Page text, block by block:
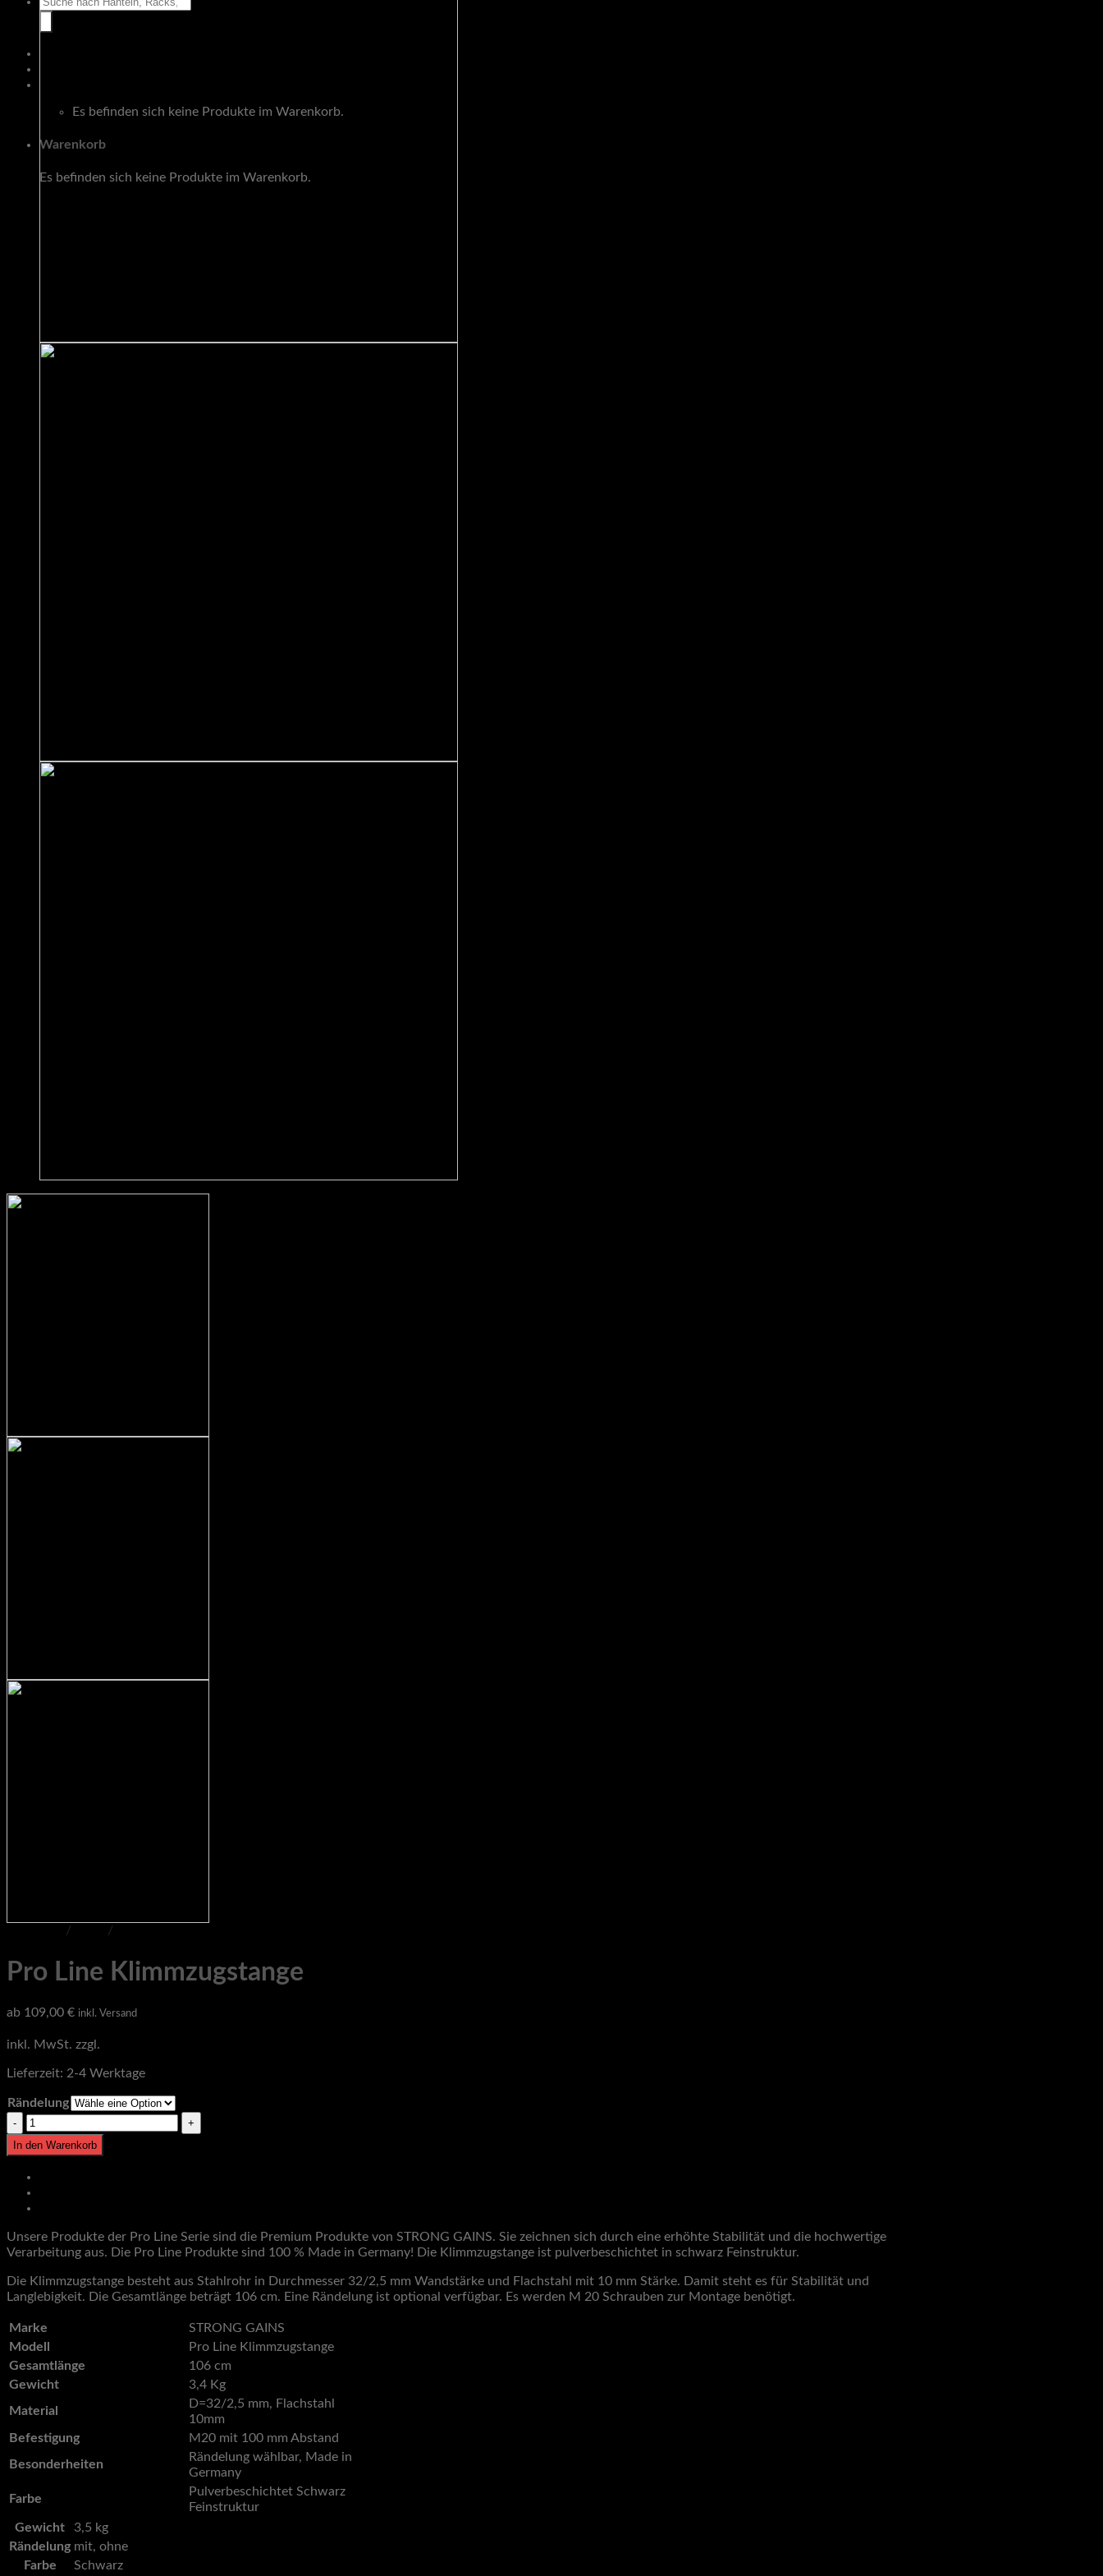
nach:
Es befinden sich keine Produkte im Warenkorb.
Warenkorb
Es befinden sich keine Produkte im Warenkorb.
/ /
Pro Line Klimmzugstange
ab 109,00 € inkl. Versand
inkl. MwSt. zzgl.
Lieferzeit: 2-4 Werktage
Rändelung
Pro
Line
Klimmzugstange
In den Warenkorb
Unsere Produkte der Pro Line Serie sind die Premium Produkte von STRONG GAINS. Sie zeichnen sich durch eine erhöhte Stabilität und die hochwertige
Verarbeitung aus. Die Pro Line Produkte sind 100 % Made in Germany! Die Klimmzugstange ist pulverbeschichtet in schwarz Feinstruktur.
Die Klimmzugstange besteht aus Stahlrohr in Durchmesser 32/2,5 mm Wandstärke und Flachstahl mit 10 mm Stärke. Damit steht es für Stabilität und
Langlebigkeit. Die Gesamtlänge beträgt 106 cm. Eine Rändelung ist optional verfügbar. Es werden M 20 Schrauben zur Montage benötigt.
Marke
STRONG GAINS
Modell
Pro Line Klimmzugstange
Gesamtlänge
106 cm
Gewicht
3,4 Kg
Material
D=32/2,5 mm, Flachstahl
10mm
Befestigung
M20 mit 100 mm Abstand
Besonderheiten
Rändelung wählbar, Made in
Germany
Farbe
Pulverbeschichtet Schwarz
Feinstruktur
Gewicht
3,5 kg
Rändelung mit, ohne
Farbe
Schwarz